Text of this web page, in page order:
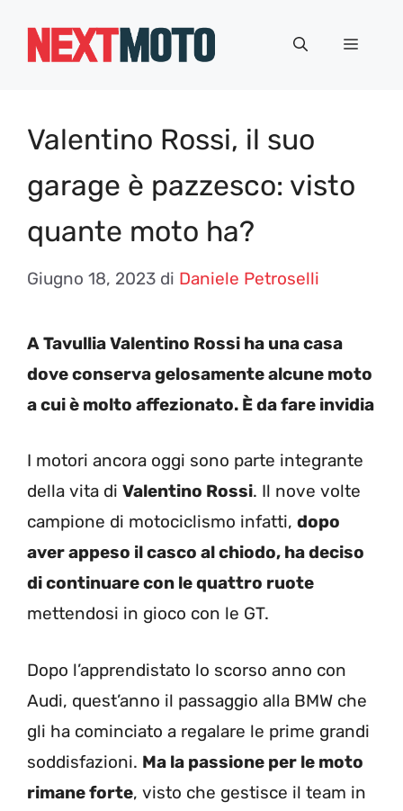
Menu
Valentino Rossi, il suo
garage è pazzesco: visto
quante moto ha?
Giugno 18, 2023 di Daniele Petroselli
A Tavullia Valentino Rossi ha una casa
dove conserva gelosamente alcune moto
a cui è molto affezionato. È da fare invidia
I motori ancora oggi sono parte integrante
della vita di Valentino Rossi. Il nove volte
campione di motociclismo infatti, dopo
aver appeso il casco al chiodo, ha deciso
di continuare con le quattro ruote
mettendosi in gioco con le GT.
Dopo l’apprendistato lo scorso anno con
Audi, quest’anno il passaggio alla BMW che
gli ha cominciato a regalare le prime grandi
soddisfazioni. Ma la passione per le moto
rimane forte, visto che gestisce il team in